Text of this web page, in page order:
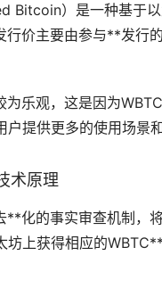
Bitcoin）是一种基于
行价主要由参与**发行的
为乐观，这是因为
户提供更多的使用场景
术原理
**化的事实审查机制，
坊上获得相应的